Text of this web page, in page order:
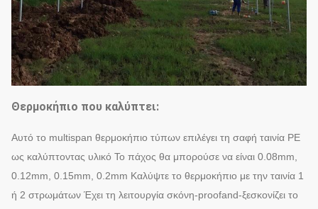
Θερμοκήπιο που καλύπτει:
Αυτό το multispan θερμοκήπιο τύπων επιλέγει τη σαφή ταινία PE
ως καλύπτοντας υλικό Το πάχος θα μπορούσε να είναι 0.08mm,
0.12mm, 0.15mm, 0.2mm Καλύψτε το θερμοκήπιο με την ταινία 1
ή 2 στρωμάτων Έχει τη λειτουργία σκόνη-proofand-ξεσκονίζει το